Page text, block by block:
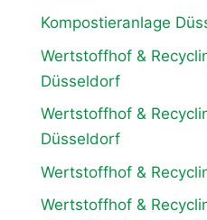
Kompostieranlage
Wertstoffhof &
Düsseldorf
Wertstoffhof &
Düsseldorf
Wertstoffhof &
Wertstoffhof &